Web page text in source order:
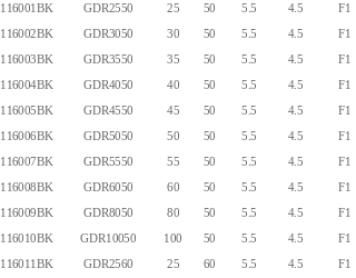
116001BK GDR2550 25 50 5.5 4.5 F1
116002BK GDR3050 30 50 5.5 4.5 F1
116003BK GDR3550 35 50 5.5 4.5 F1
116004BK GDR4050 40 50 5.5 4.5 F1
116005BK GDR4550 45 50 5.5 4.5 F1
116006BK GDR5050 50 50 5.5 4.5 F1
116007BK GDR5550 55 50 5.5 4.5 F1
116008BK GDR6050 60 50 5.5 4.5 F1
116009BK GDR8050 80 50 5.5 4.5 F1
116010BK GDR10050 100 50 5.5 4.5 F1
116011BK GDR2560 25 60 5.5 4.5 F1